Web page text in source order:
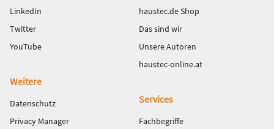
LinkedIn
Twitter
YouTube
haustec.de Shop
Das sind wir
Unsere Autoren
haustec-online.at
Weitere
Datenschutz
Privacy Manager
Services
Fachbegriffe